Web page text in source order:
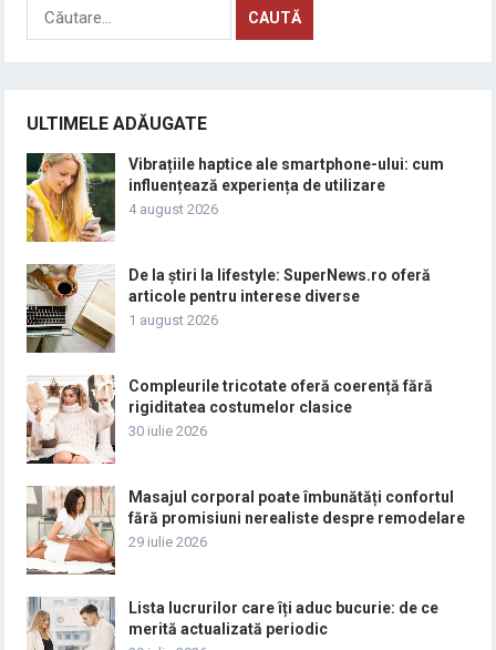
Caută
după:
ULTIMELE ADĂUGATE
Vibrațiile haptice ale smartphone-ului: cum
influențează experiența de utilizare
4 august 2026
De la știri la lifestyle: SuperNews.ro oferă
articole pentru interese diverse
1 august 2026
Compleurile tricotate oferă coerență fără
rigiditatea costumelor clasice
30 iulie 2026
Masajul corporal poate îmbunătăți confortul
fără promisiuni nerealiste despre remodelare
29 iulie 2026
Lista lucrurilor care îți aduc bucurie: de ce
merită actualizată periodic